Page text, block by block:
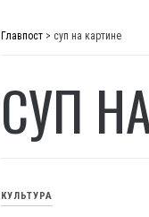
Главпост > суп на картине
СУП
КУЛЬТУРА